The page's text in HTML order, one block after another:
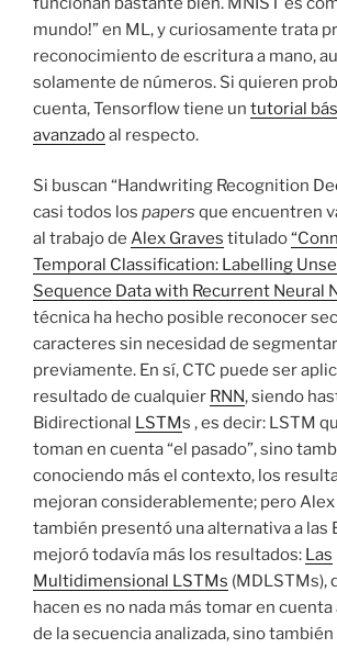
mundo!” en ML, y curiosamente trata
reconocimiento de escritura a mano,
solamente de números. Si quieren
cuenta, Tensorflow tiene un tutorial
avanzadoal respecto.
Si buscan “Handwriting Recognition
casi todos los papers que encuentren
al trabajo de Alex Graves titulado
Temporal Classification: Labelling
Sequence Data with Recurrent Neural
técnica ha hecho posible reconocer
caracteres sin necesidad de
previamente. En sí, CTC puede ser
resultado de cualquier RNN, siendo
Bidirectional LSTMs , es decir: LSTM
toman en cuenta “el pasado”, sino
conociendo más el contexto, los
mejoran considerablemente; pero Alex
también presentó una alternativa a las
mejoró todavía más los resultados: Las
Multidimensional LSTMs (MDLSTMs),
hacen es no nada más tomar en
de la secuencia analizada, sino también